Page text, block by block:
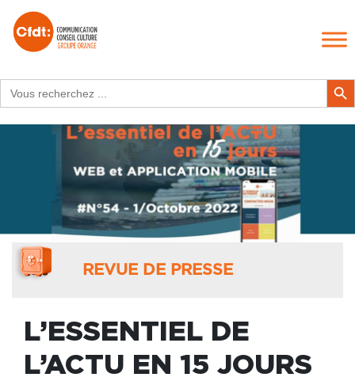
for:
Search
REVUE DE PRESSE
L’ESSENTIEL DE
L’ACTU EN 15 JOURS